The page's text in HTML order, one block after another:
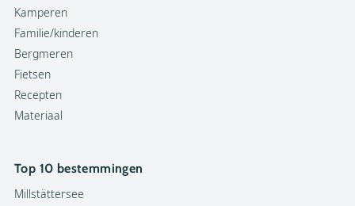
Kamperen
Familie/kinderen
Bergmeren
Fietsen
Recepten
Materiaal
Top 10 bestemmingen
Millstättersee